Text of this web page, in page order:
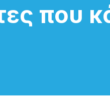
που